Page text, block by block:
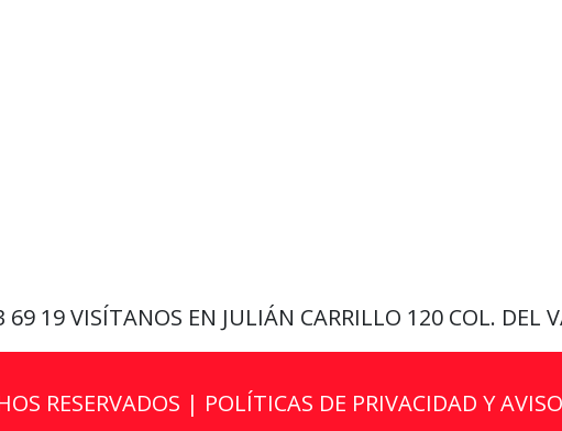
69 19VISÍTANOS EN JULIÁN CARRILLO 120 COL. DEL
RESERVADOS | POLÍTICAS DE PRIVACIDAD Y